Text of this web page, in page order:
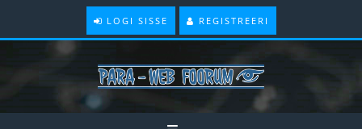
LOGI SISSE REGISTREERI